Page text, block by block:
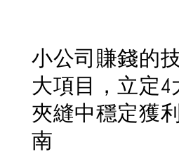
小公司賺錢的
大項目，立定
夾縫中穩定獲
南